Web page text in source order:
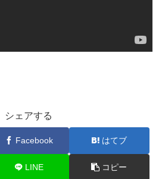
シェアする
Facebook はてブ
LINE コピー